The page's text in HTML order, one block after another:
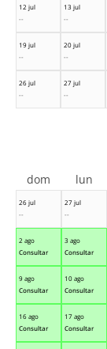
12 jul
--
13 jul
--
19 jul
--
20 jul
--
26 jul
--
27 jul
--
26 jul
--
27 jul
--
2 ago
Consultar
3 ago
Consultar
9 ago
Consultar
10 ago
Consultar
16 ago
Consultar
17 ago
Consultar
dom lun